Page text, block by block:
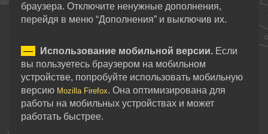
браузера. Отключите ненужные дополнения,
перейдя в меню “Дополнения” и выключив их.
— Использование мобильной версии. Если
вы пользуетесь браузером на мобильном
устройстве, попробуйте использовать мобильную
версию Mozilla Firefox. Она оптимизирована для
работы на мобильных устройствах и может
работать быстрее.